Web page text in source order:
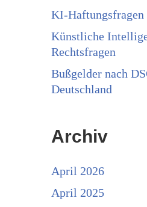
KI-Haftungsfragen
Künstliche
Rechtsfragen
Bußgelder nach
Deutschland
Archiv
April 2026
April 2025